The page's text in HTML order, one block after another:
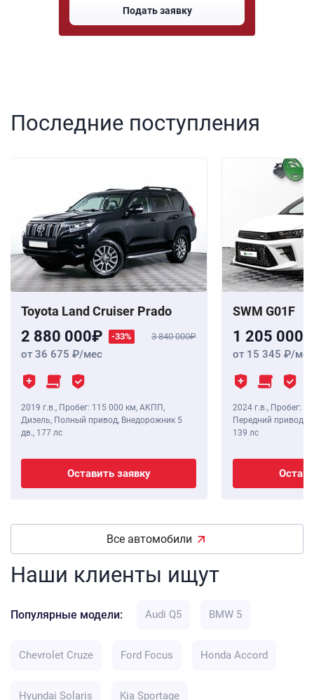
Подать заявку
Последние поступления
Toyota Land Cruiser Prado
2 880 000 -33% 3 840 000
от 36 675 /мес
2019 г.в., Пробег: 115 000 км, АКПП,
Дизель, Полный привод, Внедорожник 5
дв., 177 лс
Оставить заявку
SWM G01F
1 205 000
от 15 345 /мес
2024 г.в., Пробег: 8
Передний привод,
139 лс
Все автомобили
Наши клиенты ищут
Популярные модели: Audi Q5 BMW 5
Chevrolet Cruze Ford Focus Honda Accord
Hyundai Solaris Kia Sportage